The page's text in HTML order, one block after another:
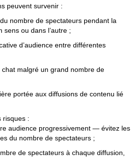
peuvent survenir :
nombre de spectateurs pendant la
sens ou dans l’autre ;
d’audience entre différentes
chat malgré un grand nombre de
portée aux diffusions de contenu lié
risques :
audience progressivement — évitez les
du nombre de spectateurs ;
de spectateurs à chaque diffusion,